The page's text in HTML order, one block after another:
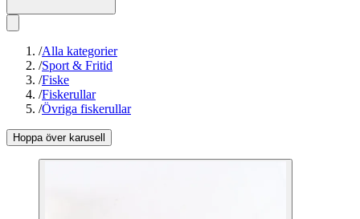
/Alla kategorier
/Sport & Fritid
/Fiske
/Fiskerullar
/Övriga fiskerullar
Hoppa över karusell